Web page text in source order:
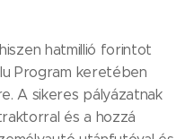
hatmillió forintot
Program keretében
A sikeres pályázatnak
és a hozzá